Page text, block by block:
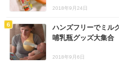
2018年9月24日
ハンズフリーでミル
哺乳瓶グッズ大集合
2018年9月6日